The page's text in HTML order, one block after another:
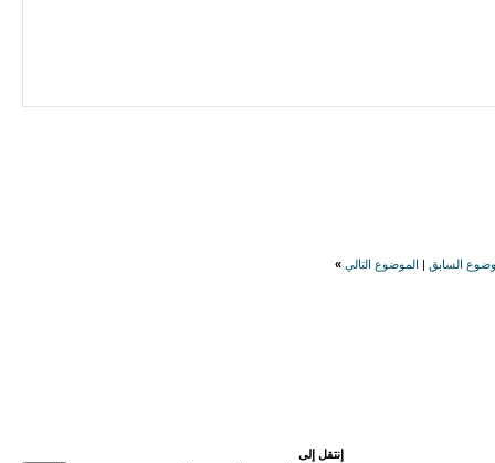
السابق الموضوع التالي »
إنتقل إلى